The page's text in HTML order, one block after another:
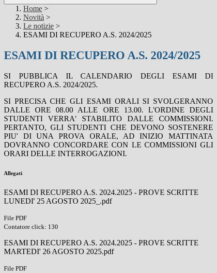
Home >
Novità >
Le notizie >
ESAMI DI RECUPERO A.S. 2024/2025
ESAMI DI RECUPERO A.S. 2024/2025
SI PUBBLICA IL CALENDARIO DEGLI ESAMI DI
RECUPERO A.S. 2024/2025.
SI PRECISA CHE GLI ESAMI ORALI SI SVOLGERANNO
DALLE ORE 08.00 ALLE ORE 13.00. L'ORDINE DEGLI
STUDENTI VERRA' STABILITO DALLE COMMISSIONI.
PERTANTO, GLI STUDENTI CHE DEVONO SOSTENERE
PIU' DI UNA PROVA ORALE, AD INIZIO MATTINATA
DOVRANNO CONCORDARE CON LE COMMISSIONI GLI
ORARI DELLE INTERROGAZIONI.
Allegati
ESAMI DI RECUPERO A.S. 2024.2025 - PROVE SCRITTE
LUNEDI' 25 AGOSTO 2025_.pdf
File PDF
Contatore click: 130
ESAMI DI RECUPERO A.S. 2024.2025 - PROVE SCRITTE
MARTEDI' 26 AGOSTO 2025.pdf
File PDF